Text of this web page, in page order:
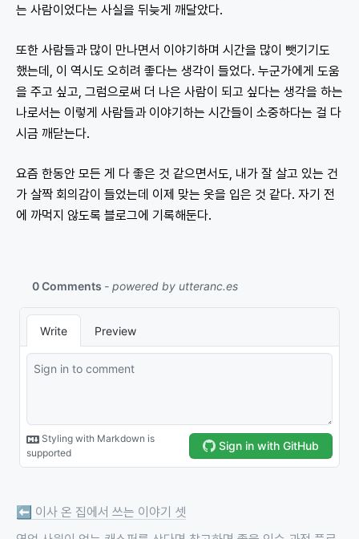
는 사람이었다는 사실을 뒤늦게 깨달았다.
또한 사람들과 많이 만나면서 이야기하며 시간을 많이 뺏기기도
했는데, 이 역시도 오히려 좋다는 생각이 들었다. 누군가에게 도움
을 주고 싶고, 그럼으로써 더 나은 사람이 되고 싶다는 생각을 하는
나로서는 이렇게 사람들과 이야기하는 시간들이 소중하다는 걸 다
시금 깨닫는다.
요즘 한동안 모든 게 다 좋은 것 같으면서도, 내가 잘 살고 있는 건
가 살짝 회의감이 들었는데 이제 맞는 옷을 입은 것 같다. 자기 전
에 까먹지 않도록 블로그에 기록해둔다.
⬅️ 이사 온 집에서 쓰는 이야기 셋